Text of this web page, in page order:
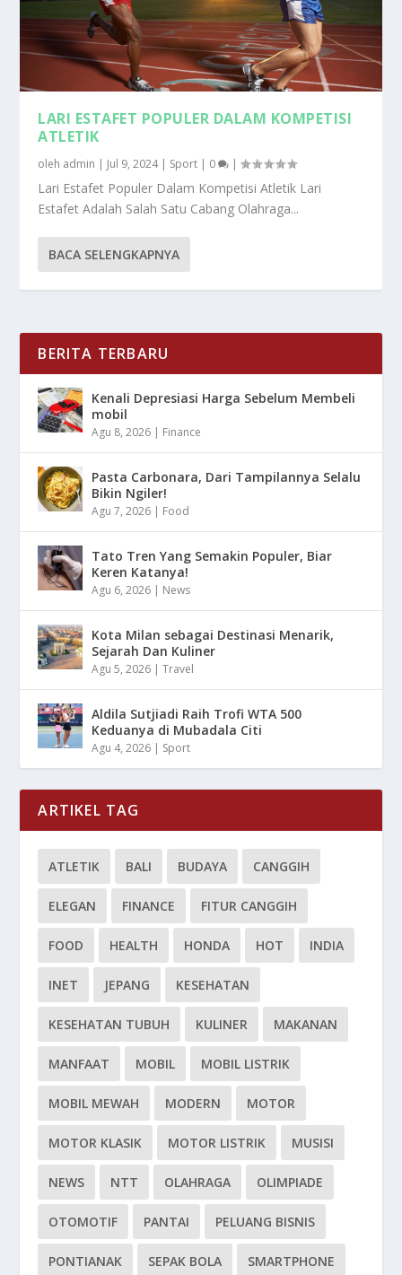
LARI ESTAFET POPULER DALAM KOMPETISI
ATLETIK
oleh admin | Jul 9, 2024| Sport | 0 |
Lari Estafet Populer Dalam Kompetisi Atletik Lari
Estafet Adalah Salah Satu Cabang Olahraga...
BACA SELENGKAPNYA
BERITA TERBARU
Kenali Depresiasi Harga Sebelum Membeli
mobil
Agu 8, 2026 | Finance
Pasta Carbonara, Dari Tampilannya Selalu
Bikin Ngiler!
Agu 7, 2026 | Food
Tato Tren Yang Semakin Populer, Biar
Keren Katanya!
Agu 6, 2026 | News
Kota Milan sebagai Destinasi Menarik,
Sejarah Dan Kuliner
Agu 5, 2026 |Travel
Aldila Sutjiadi Raih Trofi WTA 500
Keduanya di Mubadala Citi
Agu 4, 2026 | Sport
ARTIKEL TAG
ATLETIK BALI BUDAYA CANGGIH
ELEGAN FINANCE FITUR CANGGIH
FOOD HEALTH HONDA HOT INDIA
INET JEPANG KESEHATAN
KESEHATAN TUBUH KULINER MAKANAN
MANFAAT MOBIL MOBIL LISTRIK
MOBIL MEWAH MODERN MOTOR
MOTOR KLASIK MOTOR LISTRIK MUSISI
NEWS NTT OLAHRAGA OLIMPIADE
OTOMOTIF PANTAI PELUANG BISNIS
PONTIANAK SEPAK BOLA SMARTPHONE